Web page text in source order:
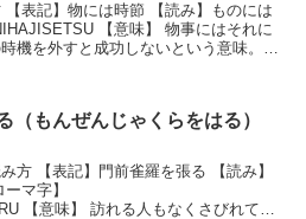
味】 物事にはそれに
機を外すと成功しないという意味。
（もんぜんじゃくらをはる）
読み】
マ字】
てい